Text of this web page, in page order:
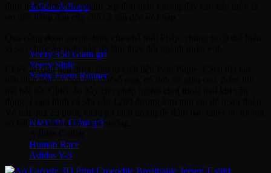
Adidas Adizero
Yeezy 350
Yeezy Slide
Yeezy Foam Runner
NMD R1
Human Race
Adidas Y-3
định trong từng sản phẩm. Sự đơn giản nhưng đầy cao cấp luôn là
vì sao chiếc áo polo này đã làm thay đổi ngành quần vợt.
Chiếc áo đầu tiên được làm từ chất liệu Petit Piqué. Cách dệt tạo
nên chất liệu có họa tiết như tổ ong, có tính co giãn cao, thấm hút
có bất kỳ lỗi nào khi xuất xưởng.